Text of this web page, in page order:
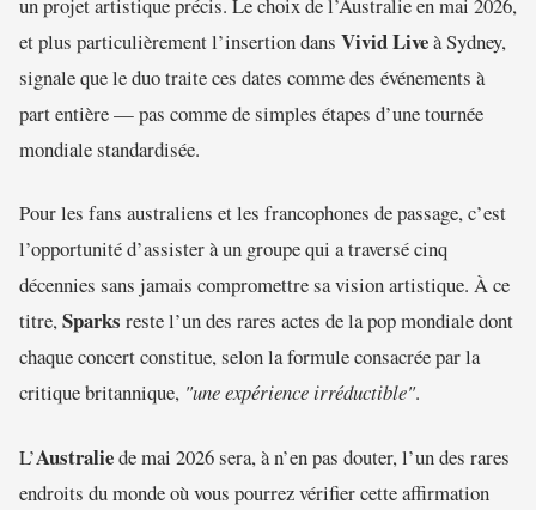
et plus particulièrement l’insertion dans Vivid Liveà Sydney,
signale que le duo traite ces dates comme des événements à
part entière — pas comme de simples étapes d’une tournée
mondiale standardisée.
Pour les fans australiens et les francophones de passage, c’est
l’opportunité d’assister à un groupe qui a traversé cinq
décennies sans jamais compromettre sa vision artistique. À ce
titre,Sparks reste l’un des rares actes de la pop mondiale dont
chaque concert constitue, selon la formule consacrée par la
critique britannique, "une expérience irréductible".
L’Australiede mai 2026 sera, à n’en pas douter, l’un des rares
endroits du monde où vous pourrez vérifier cette affirmation